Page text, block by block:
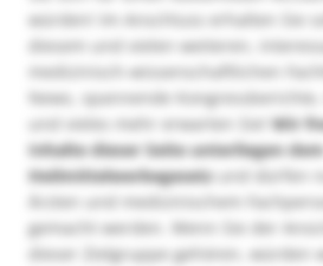
würden! Im Anschluss erhalten Sie
diesem und vielen weiteren,
medizinisch-wissenschaftlichen
News, spannende
und vieles mehr erwarten Sie!Wir
Inhalte dieser Seite unterliegen dem
Heilmittelwerbegesetzund dürfen
Ärzten und medizinischem
gemacht werden. Wenn Sie der
dieser Zielgruppe gehören, würden